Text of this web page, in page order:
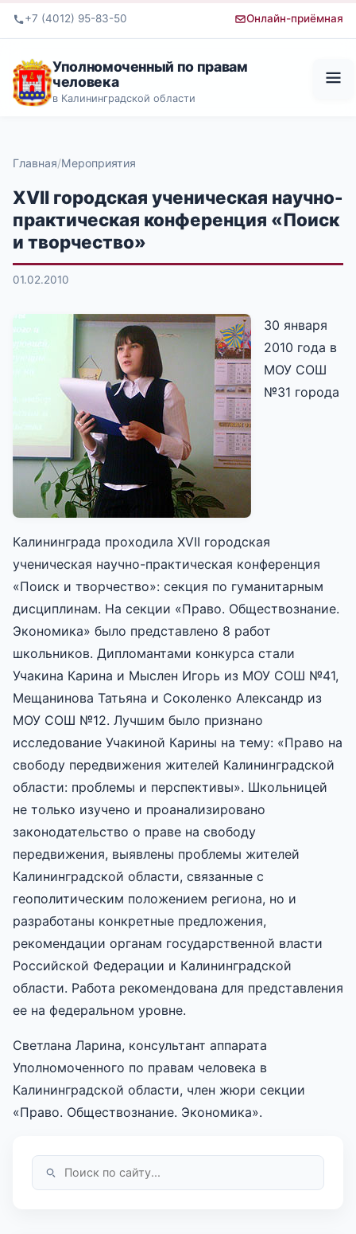
+7 (4012) 95-83-50 Онлайн-приёмная
Уполномоченный по правам
человека
в Калининградской области
Главная Мероприятия
XVII городская ученическая научно-
практическая конференция «Поиск
и творчество»
01.02.2010
30 января
2010 года в
МОУ СОШ
№31 города
Калининграда проходила XVII городская
ученическая научно-практическая конференция
«Поиск и творчество»: секция по гуманитарным
дисциплинам. На секции «Право. Обществознание.
Экономика» было представлено 8 работ
школьников. Дипломантами конкурса стали
Учакина Карина и Мыслен Игорь из МОУ СОШ №41,
Мещанинова Татьяна и Соколенко Александр из
МОУ СОШ №12. Лучшим было признано
исследование Учакиной Карины на тему: «Право на
свободу передвижения жителей Калининградской
области: проблемы и перспективы». Школьницей
не только изучено и проанализировано
законодательство о праве на свободу
передвижения, выявлены проблемы жителей
Калининградской области, связанные с
геополитическим положением региона, но и
разработаны конкретные предложения,
рекомендации органам государственной власти
Российской Федерации и Калининградской
области. Работа рекомендована для представления
ее на федеральном уровне.
Светлана Ларина, консультант аппарата
Уполномоченного по правам человека в
Калининградской области, член жюри секции
«Право. Обществознание. Экономика».